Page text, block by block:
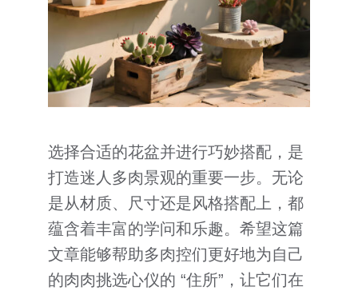
选择合适的花盆并进行巧妙搭配，是
打造迷人多肉景观的重要一步。无论
是从材质、尺寸还是风格搭配上，都
蕴含着丰富的学问和乐趣。希望这篇
文章能够帮助多肉控们更好地为自己
的肉肉挑选心仪的 “住所”，让它们在